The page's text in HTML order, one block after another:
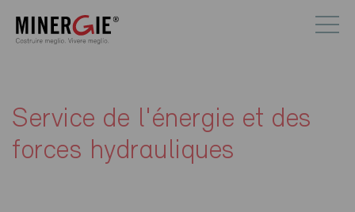
Service de l'énergie et des
forces hydrauliques